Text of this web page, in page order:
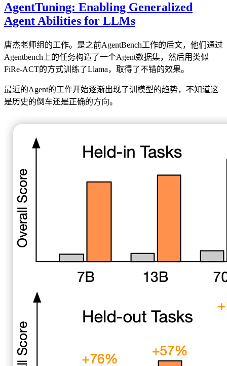
AgentTuning: Enabling Generalized
Agent Abilities for LLMs
唐杰老师组的工作。是之前AgentBench工作的后文，他们通过
Agentbench上的任务构造了一个Agent数据集，然后用类似
FiRe-ACT的方式训练了Llama，取得了不错的效果。
最近的Agent的工作开始逐渐出现了训模型的趋势，不知道这
是历史的倒车还是正确的方向。